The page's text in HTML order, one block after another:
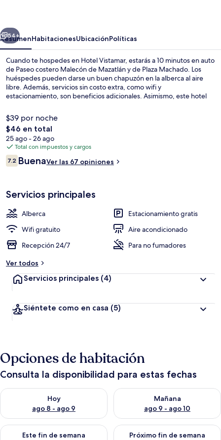
Siguiente
54+
ResumenHabitacionesUbicaciónPolíticas
Cuando te hospedes en Hotel Vistamar, estarás a 10 minutos en auto
de Paseo costero Malecón de Mazatlán y de Plaza Machado. Los
huéspedes pueden darse un buen chapuzón en la alberca al aire
libre. Además, servicios sin costo extra, como wifi y
estacionamiento, son beneficios adicionales. Asimismo, este hotel
$39 por noche
El
precio
total
es
de
$46 en total
25 ago - 26 ago
Total con impuestos y cargos
Opiniones
7.27.2 de 10,
BuenaVer las 67 opiniones
Servicios principales
Alberca
Estacionamiento gratis
Wifi gratuito
Aire acondicionado
Recepción 24/7
Para no fumadores
Ver todos
Servicios principales (4)
Siéntete como en casa (5)
Opciones de habitación
Consulta la disponibilidad para estas fechas
Hoy
ago 8 - ago 9
Consulta la disponibilidad para hoy ago 8 - ago 9
Mañana
ago 9 - ago 10
Consulta la disponibilidad
Este fin de semana
Consulta la disponibilidad para este fin de semana ago 14 -
Próximo fin de semana
Consulta la disponibilidad